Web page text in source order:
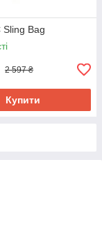
Bag
2 597 ₴
Купити